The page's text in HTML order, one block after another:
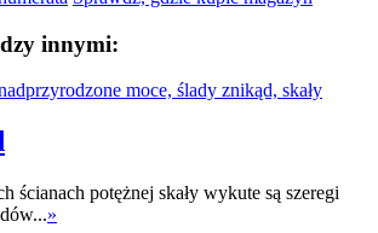
innymi:
ścianach potężnej skały wykute są szeregi
»